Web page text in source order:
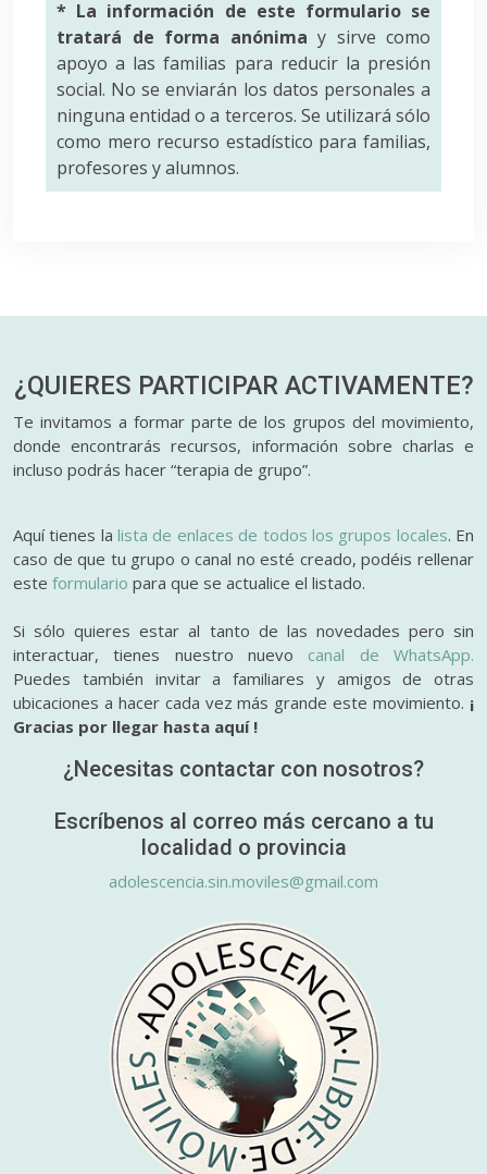
* La información de este formulario se
tratará de forma anónima y sirve como
apoyo a las familias para reducir la presión
social. No se enviarán los datos personales a
ninguna entidad o a terceros. Se utilizará sólo
como mero recurso estadístico para familias,
profesores y alumnos.
¿QUIERES PARTICIPAR ACTIVAMENTE?
Te invitamos a formar parte de los grupos del movimiento,
donde encontrarás recursos, información sobre charlas e
incluso podrás hacer “terapia de grupo”.
Aquí tienes lalista de enlaces de todos los grupos locales. En
caso de que tu grupo o canal no esté creado, podéis rellenar
este formulario para que se actualice el listado.
Si sólo quieres estar al tanto de las novedades pero sin
interactuar, tienes nuestro nuevo canal de WhatsApp.
Puedes también invitar a familiares y amigos de otras
ubicaciones a hacer cada vez más grande este movimiento. ¡
Gracias por llegar hasta aquí !
¿Necesitas contactar con nosotros?
Escríbenos al correo más cercano a tu
localidad o provincia
adolescencia.sin.moviles@gmail.com